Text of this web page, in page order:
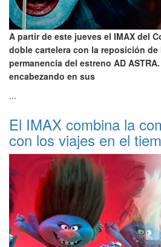
A partir de este jueves el IMAX del
doble cartelera con la reposición de
permanencia del estreno AD
encabezando en sus
...
El IMAX combina la
con los viajes en el